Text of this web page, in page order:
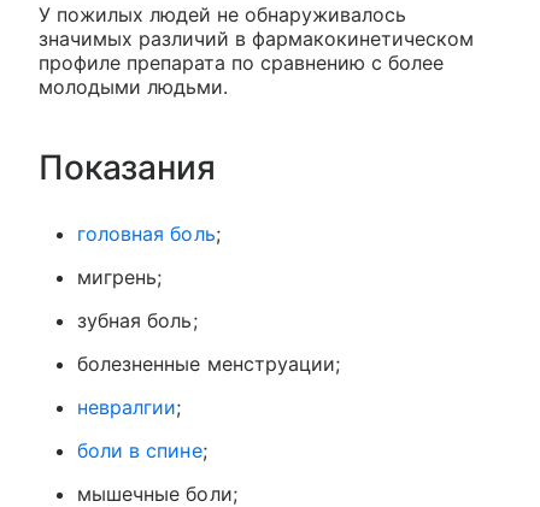
У пожилых людей не обнаруживалось
значимых различий в фармакокинетическом
профиле препарата по сравнению с более
молодыми людьми.
Показания
головная боль;
мигрень;
зубная боль;
болезненные менструации;
невралгии;
боли в спине;
мышечные боли;